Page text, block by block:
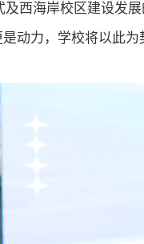
西海岸校区建设发
动力，学校将以此